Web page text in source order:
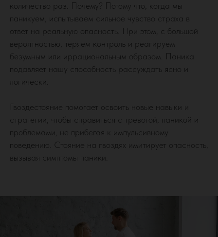
количество раз. Почему? Потому что, когда мы
паникуем, испытываем сильное чувство страха в
ответ на реальную опасность. При этом, с большой
вероятностью, теряем контроль и реагируем
безумным или иррациональным образом. Паника
подавляет нашу способность рассуждать ясно и
логически.
Гвоздестояние помогает освоить новые навыки и
стратегии, чтобы справиться с тревогой, паникой и
проблемами, не прибегая к импульсивному
поведению. Стояние на гвоздях имитирует опасность,
вызывая симптомы паники.